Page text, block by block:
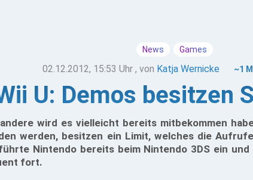
News Games
02.12.2012, 15:53 Uhr , von Katja Wernicke ~1
U: Demos besitzen
wird es vielleicht bereits mitbekommen
werden, besitzen ein Limit, welches die
Nintendo bereits beim Nintendo 3DS ein
fort.